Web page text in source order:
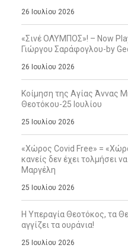
26 Ιουλίου 2026
«Σινέ ΟΛΥΜΠΟΣ»! – Now
Γιώργου Σαράφογλου-by
26 Ιουλίου 2026
Κοίμηση της Αγίας Άννας
Θεοτόκου-25 Ιουλίου
25 Ιουλίου 2026
«Χώρος Covid Free» =
κανείς δεν έχει τολμήσει
Μαργέλη
25 Ιουλίου 2026
Η Υπεραγία Θεοτόκος, τα
αγγίζει τα ουράνια!
25 Ιουλίου 2026